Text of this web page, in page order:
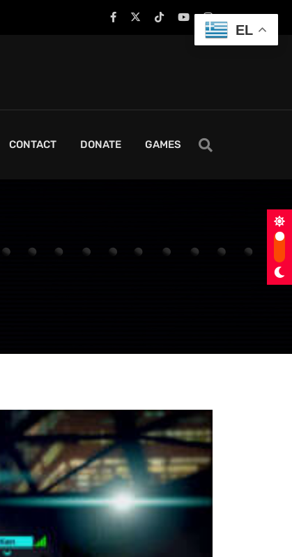
CONTACT DONATE GAMES
EL